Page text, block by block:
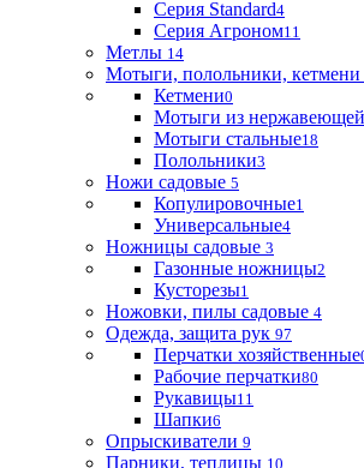
Серия Standard4
Серия Агроном11
Метлы 14
Мотыги, полольники, кетмени
Кетмени0
Мотыги из нержавеющей
Мотыги стальные18
Полольники3
Ножи садовые 5
Копулировочные1
Универсальные4
Ножницы садовые 3
Газонные ножницы2
Кусторезы1
Ножовки, пилы садовые 4
Одежда, защита рук 97
Перчатки хозяйственные
Рабочие перчатки80
Рукавицы11
Шапки6
Опрыскиватели 9
Парники, теплицы 10